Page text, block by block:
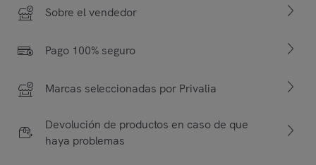
Sobre el vendedor
Pago 100% seguro
Marcas seleccionadas por Privalia
Devolución de productos en caso de que
haya problemas